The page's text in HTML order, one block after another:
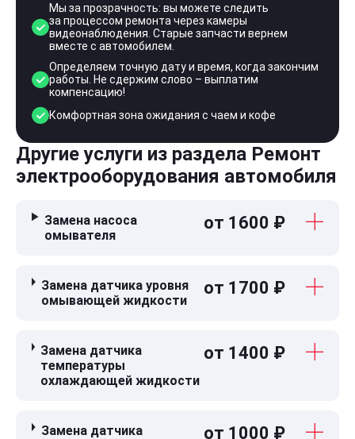
Мы за прозрачность: вы можете следить
за процессом ремонта через камеры
видеонаблюдения. Старые запчасти вернем
вместе с автомобилем.
Определяем точную дату и время, когда закончим
работы. Не сдержим слово – выплатим
компенсацию!
Комфортная зона ожидания с чаем и кофе
Другие услуги из раздела Ремонт
электрооборудования автомобиля
Замена насоса
омывателя
от 1600 ₽
Замена датчика уровня
омывающей жидкости
от 1700 ₽
Замена датчика
температуры
охлаждающей жидкости
от 1400 ₽
Замена датчика
от 1000 ₽